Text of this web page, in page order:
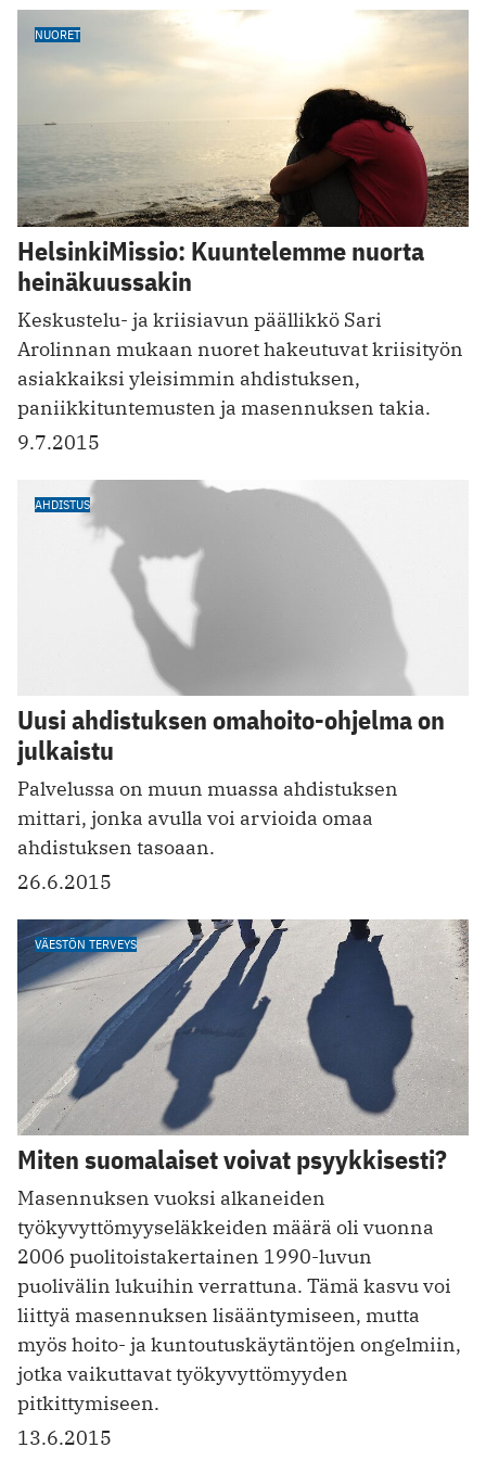
NUORET
HelsinkiMissio: Kuuntelemme nuorta
heinäkuussakin
Keskustelu- ja kriisiavun päällikkö Sari
Arolinnan mukaan nuoret hakeutuvat kriisityön
asiakkaiksi yleisimmin ahdistuksen,
paniikkituntemusten ja masennuksen takia.
9.7.2015
AHDISTUS
Uusi ahdistuksen omahoito-ohjelma on
julkaistu
Palvelussa on muun muassa ahdistuksen
mittari, jonka avulla voi arvioida omaa
ahdistuksen tasoaan.
26.6.2015
VÄESTÖN TERVEYS
Miten suomalaiset voivat psyykkisesti?
Masennuksen vuoksi alkaneiden
työkyvyttömyyseläkkeiden määrä oli vuonna
2006 puolitoistakertainen 1990-luvun
puolivälin lukuihin verrattuna. Tämä kasvu voi
liittyä masennuksen lisääntymiseen, mutta
myös hoito- ja kuntoutuskäytäntöjen ongelmiin,
jotka vaikuttavat työkyvyttömyyden
pitkittymiseen.
13.6.2015